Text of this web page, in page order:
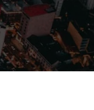
Filmes Séries